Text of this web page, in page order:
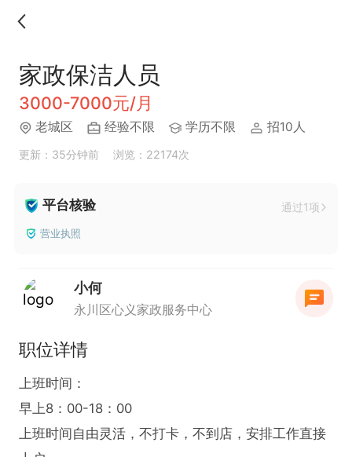
家政保洁人员
3000-7000元/月
老城区 经验不限 学历不限 招10人
更新：35分钟前 浏览：22174次
平台核验 通过1项
营业执照
小何
永川区心义家政服务中心
职位详情
上班时间：
早上8：00-18：00
上班时间自由灵活，不打卡，不到店，安排工作直接